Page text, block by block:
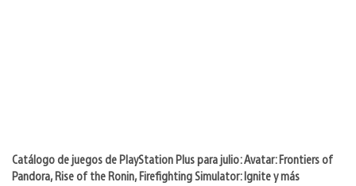
Catálogo de juegos de PlayStation Plus para julio: Avatar: Frontiers of
Pandora, Rise of the Ronin, Firefighting Simulator: Ignite y más